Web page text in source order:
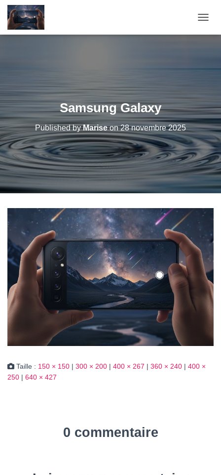
Samsung Galaxy
Published byMariseon28 novembre 2025
Taille : 150 × 150 | 300 × 200 | 400 × 267 | 360 × 240 | 400 ×
250 | 640 × 427
0 commentaire